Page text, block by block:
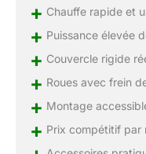
+ Chauffe rapide et
+ Puissance élevée
+ Couvercle rigide
+ Roues avec frein
+ Montage
+ Prix compétitif par